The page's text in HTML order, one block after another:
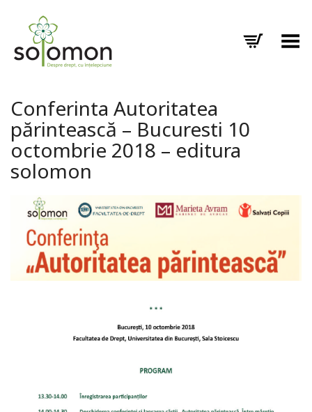
Toggle Menu
Conferinta Autoritatea
părintească – Bucuresti 10
octombrie 2018 – editura
solomon